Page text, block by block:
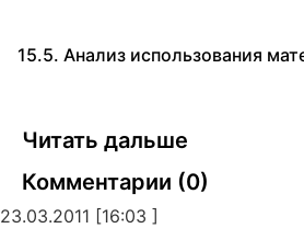
15.5. Анализ использования
Читать дальше
Комментарии (0)
23.03.2011 [16:03 ]